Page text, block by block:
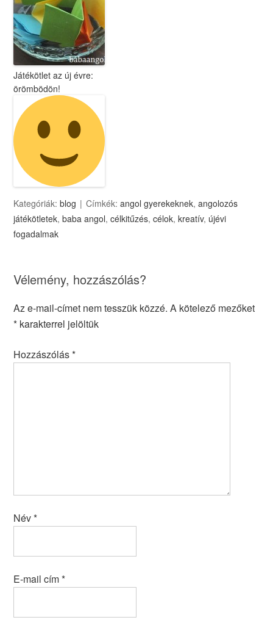
Játékötlet az új évre:
örömbödön!
Kategóriák:blog Címkék:angol gyerekeknek,angolozós
játékötletek,baba angol,célkitűzés,célok,kreatív, újévi
fogadalmak
Vélemény, hozzászólás?
Az e-mail-címet nem tesszük közzé. A kötelező mezőket
* karakterrel jelöltük
Hozzászólás*
Név*
E-mail cím*